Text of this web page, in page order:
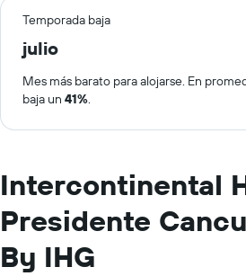
Temporada baja
julio
Mes más barato para alojarse. En
baja un 41%.
Intercontinental
Presidente
By IHG